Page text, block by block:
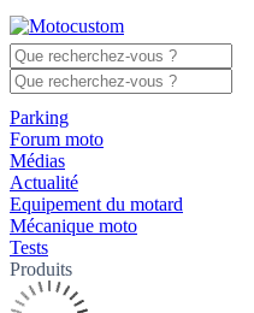
Parking
Forum moto
Médias
Actualité
Equipement du motard
Mécanique moto
Tests
Produits